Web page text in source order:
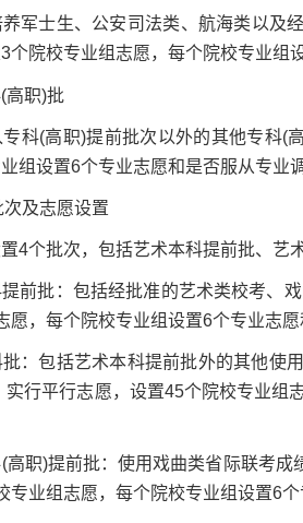
士生、公安司法类、航海类以及经
个院校专业组志愿，每个院校专业组
职)批
(高职)提前批次以外的其他专科(
组设置6个专业志愿和是否服从专业
及志愿设置
批次，包括艺术本科提前批、艺术
批：包括经批准的艺术类校考、戏
愿，每个院校专业组设置6个专业志愿
包括艺术本科提前批外的其他使用
实行平行志愿，设置45个院校专业组
)提前批：使用戏曲类省际联考成
专业组志愿，每个院校专业组设置6